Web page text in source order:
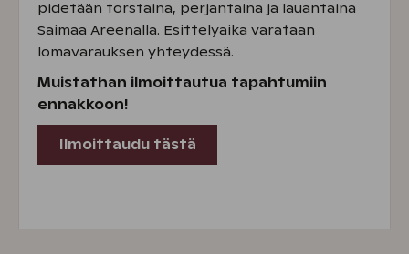
pidetään torstaina, perjantaina ja lauantaina
Saimaa Areenalla. Esittelyaika varataan
lomavarauksen yhteydessä.
Muistathan ilmoittautua tapahtumiin
ennakkoon!
Ilmoittaudu tästä